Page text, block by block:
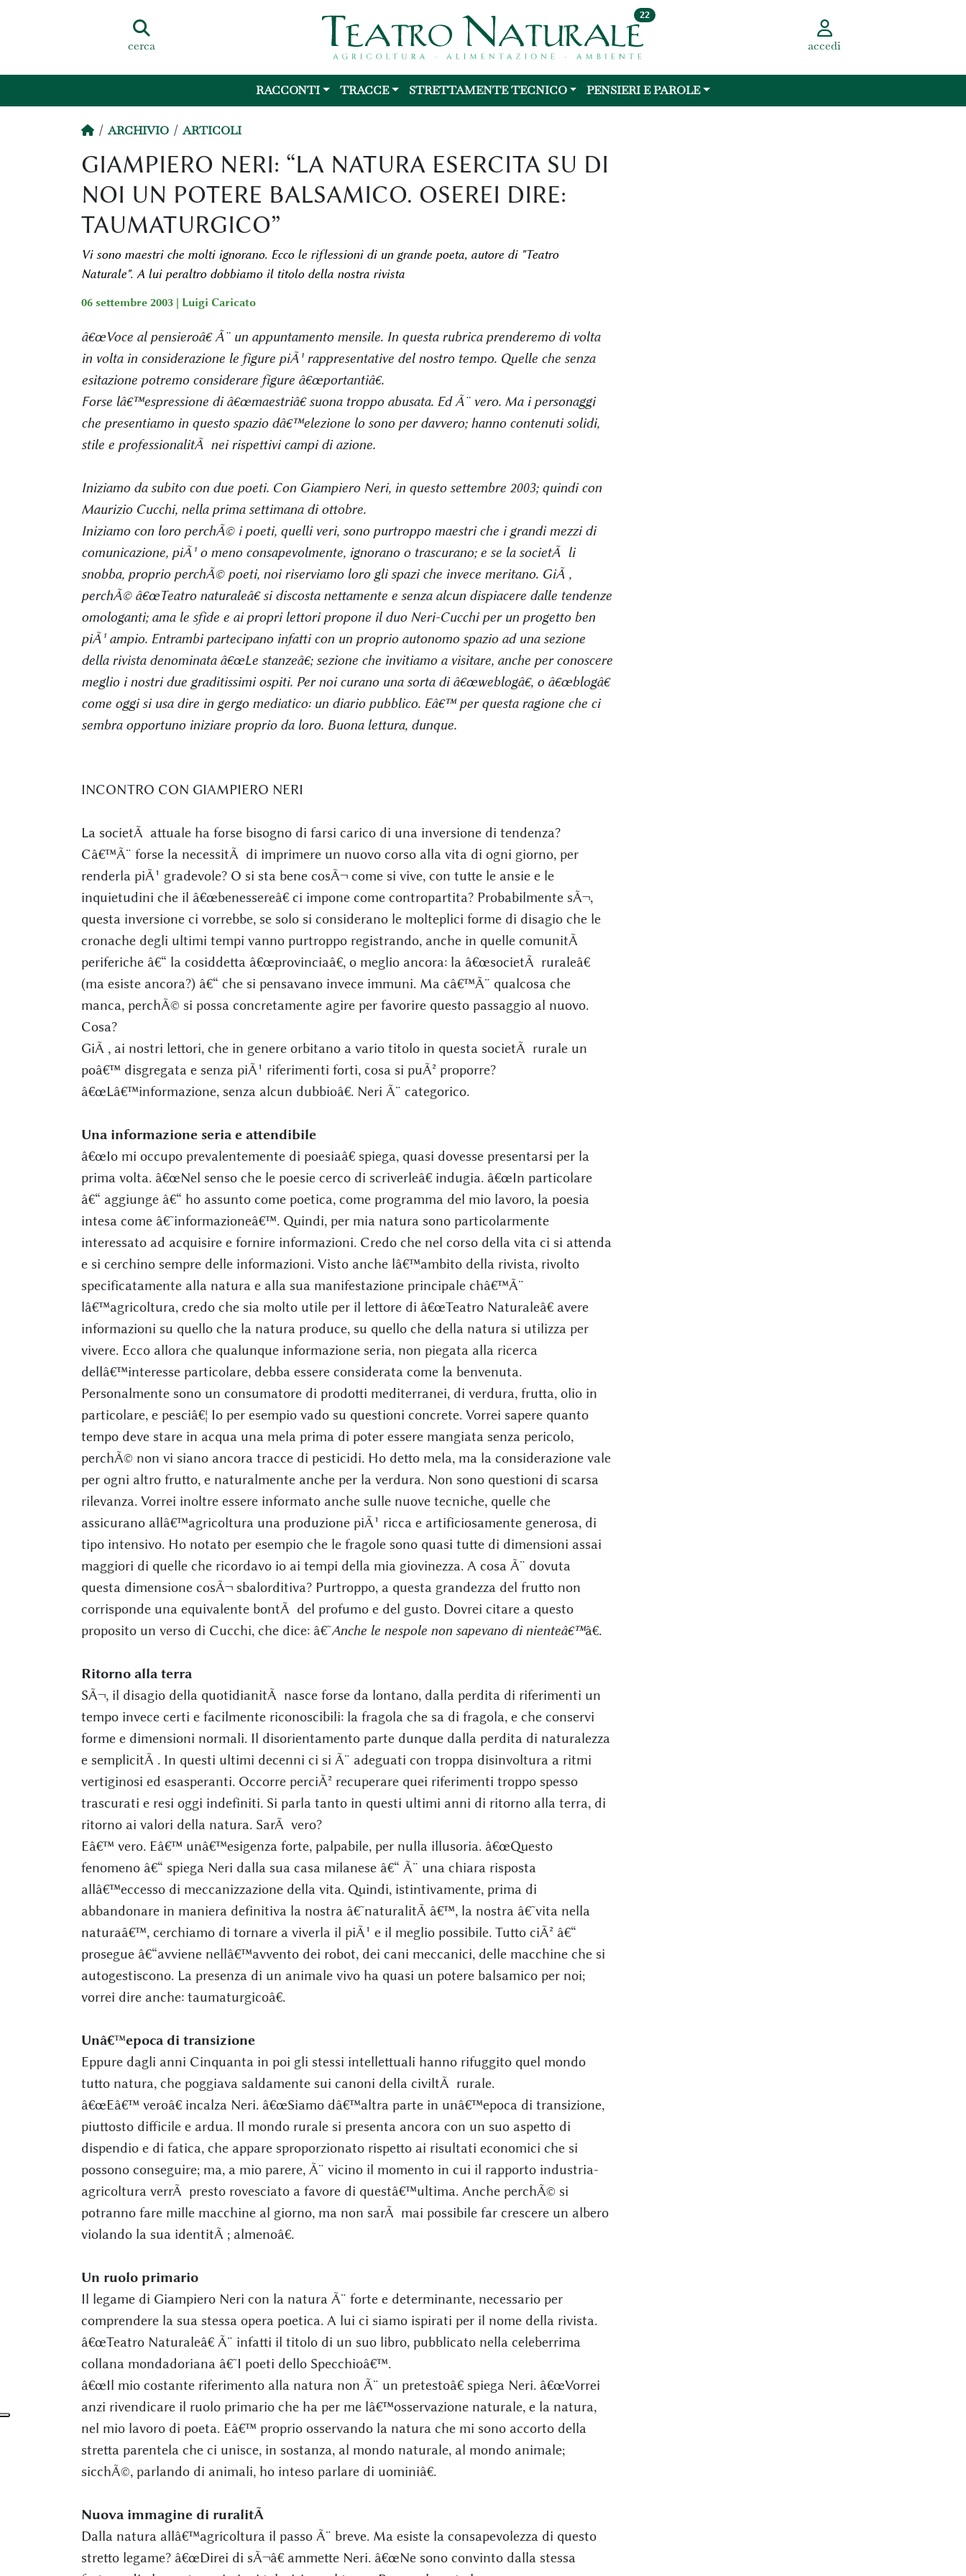
cerca
22
accedi
RACCONTI TRACCE STRETTAMENTE TECNICO PENSIERI E PAROLE
ARCHIVIO ARTICOLI
GIAMPIERO NERI: “LA NATURA ESERCITA SU DI
NOI UN POTERE BALSAMICO. OSEREI DIRE:
TAUMATURGICO”
Vi sono maestri che molti ignorano. Ecco le riflessioni di un grande poeta, autore di "Teatro
Naturale". A lui peraltro dobbiamo il titolo della nostra rivista
06 settembre 2003 | Luigi Caricato
â€œVoce al pensieroâ€ Ã¨ un appuntamento mensile. In questa rubrica prenderemo di volta
in volta in considerazione le figure piÃ¹ rappresentative del nostro tempo. Quelle che senza
esitazione potremo considerare figure â€œportantiâ€.
Forse lâ€™espressione di â€œmaestriâ€ suona troppo abusata. Ed Ã¨ vero. Ma i personaggi
che presentiamo in questo spazio dâ€™elezione lo sono per davvero; hanno contenuti solidi,
stile e professionalitÃ nei rispettivi campi di azione.
Iniziamo da subito con due poeti. Con Giampiero Neri, in questo settembre 2003; quindi con
Maurizio Cucchi, nella prima settimana di ottobre.
Iniziamo con loro perchÃ© i poeti, quelli veri, sono purtroppo maestri che i grandi mezzi di
comunicazione, piÃ¹ o meno consapevolmente, ignorano o trascurano; e se la societÃ li
snobba, proprio perchÃ© poeti, noi riserviamo loro gli spazi che invece meritano. GiÃ ,
perchÃ© â€œTeatro naturaleâ€ si discosta nettamente e senza alcun dispiacere dalle tendenze
omologanti; ama le sfide e ai propri lettori propone il duo Neri-Cucchi per un progetto ben
piÃ¹ ampio. Entrambi partecipano infatti con un proprio autonomo spazio ad una sezione
della rivista denominata â€œLe stanzeâ€; sezione che invitiamo a visitare, anche per conoscere
meglio i nostri due graditissimi ospiti. Per noi curano una sorta di â€œweblogâ€, o â€œblogâ€
come oggi si usa dire in gergo mediatico: un diario pubblico. Eâ€™ per questa ragione che ci
sembra opportuno iniziare proprio da loro. Buona lettura, dunque.
INCONTRO CON GIAMPIERO NERI
La societÃ attuale ha forse bisogno di farsi carico di una inversione di tendenza?
Câ€™Ã¨ forse la necessitÃ di imprimere un nuovo corso alla vita di ogni giorno, per
renderla piÃ¹ gradevole? O si sta bene cosÃ¬ come si vive, con tutte le ansie e le
inquietudini che il â€œbenessereâ€ ci impone come contropartita? Probabilmente sÃ¬,
questa inversione ci vorrebbe, se solo si considerano le molteplici forme di disagio che le
cronache degli ultimi tempi vanno purtroppo registrando, anche in quelle comunitÃ
periferiche â€“ la cosiddetta â€œprovinciaâ€, o meglio ancora: la â€œsocietÃ ruraleâ€
(ma esiste ancora?) â€“ che si pensavano invece immuni. Ma câ€™Ã¨ qualcosa che
manca, perchÃ© si possa concretamente agire per favorire questo passaggio al nuovo.
Cosa?
GiÃ , ai nostri lettori, che in genere orbitano a vario titolo in questa societÃ rurale un
poâ€™ disgregata e senza piÃ¹ riferimenti forti, cosa si puÃ² proporre?
â€œLâ€™informazione, senza alcun dubbioâ€. Neri Ã¨ categorico.
Una informazione seria e attendibile
â€œIo mi occupo prevalentemente di poesiaâ€ spiega, quasi dovesse presentarsi per la
prima volta. â€œNel senso che le poesie cerco di scriverleâ€ indugia. â€œIn particolare
â€“ aggiunge â€“ ho assunto come poetica, come programma del mio lavoro, la poesia
intesa come â€˜informazioneâ€™. Quindi, per mia natura sono particolarmente
interessato ad acquisire e fornire informazioni. Credo che nel corso della vita ci si attenda
e si cerchino sempre delle informazioni. Visto anche lâ€™ambito della rivista, rivolto
specificatamente alla natura e alla sua manifestazione principale châ€™Ã¨
lâ€™agricoltura, credo che sia molto utile per il lettore di â€œTeatro Naturaleâ€ avere
informazioni su quello che la natura produce, su quello che della natura si utilizza per
vivere. Ecco allora che qualunque informazione seria, non piegata alla ricerca
dellâ€™interesse particolare, debba essere considerata come la benvenuta.
Personalmente sono un consumatore di prodotti mediterranei, di verdura, frutta, olio in
particolare, e pesciâ€¦ Io per esempio vado su questioni concrete. Vorrei sapere quanto
tempo deve stare in acqua una mela prima di poter essere mangiata senza pericolo,
perchÃ© non vi siano ancora tracce di pesticidi. Ho detto mela, ma la considerazione vale
per ogni altro frutto, e naturalmente anche per la verdura. Non sono questioni di scarsa
rilevanza. Vorrei inoltre essere informato anche sulle nuove tecniche, quelle che
assicurano allâ€™agricoltura una produzione piÃ¹ ricca e artificiosamente generosa, di
tipo intensivo. Ho notato per esempio che le fragole sono quasi tutte di dimensioni assai
maggiori di quelle che ricordavo io ai tempi della mia giovinezza. A cosa Ã¨ dovuta
questa dimensione cosÃ¬ sbalorditiva? Purtroppo, a questa grandezza del frutto non
corrisponde una equivalente bontÃ del profumo e del gusto. Dovrei citare a questo
proposito un verso di Cucchi, che dice: â€˜Anche le nespole non sapevano di nienteâ€™â€.
Ritorno alla terra
SÃ¬, il disagio della quotidianitÃ nasce forse da lontano, dalla perdita di riferimenti un
tempo invece certi e facilmente riconoscibili: la fragola che sa di fragola, e che conservi
forme e dimensioni normali. Il disorientamento parte dunque dalla perdita di naturalezza
e semplicitÃ . In questi ultimi decenni ci si Ã¨ adeguati con troppa disinvoltura a ritmi
vertiginosi ed esasperanti. Occorre perciÃ² recuperare quei riferimenti troppo spesso
trascurati e resi oggi indefiniti. Si parla tanto in questi ultimi anni di ritorno alla terra, di
ritorno ai valori della natura. SarÃ vero?
Eâ€™ vero. Eâ€™ unâ€™esigenza forte, palpabile, per nulla illusoria. â€œQuesto
fenomeno â€“ spiega Neri dalla sua casa milanese â€“ Ã¨ una chiara risposta
allâ€™eccesso di meccanizzazione della vita. Quindi, istintivamente, prima di
abbandonare in maniera definitiva la nostra â€˜naturalitÃ â€™, la nostra â€˜vita nella
naturaâ€™, cerchiamo di tornare a viverla il piÃ¹ e il meglio possibile. Tutto ciÃ² â€“
prosegue â€“avviene nellâ€™avvento dei robot, dei cani meccanici, delle macchine che si
autogestiscono. La presenza di un animale vivo ha quasi un potere balsamico per noi;
vorrei dire anche: taumaturgicoâ€.
Unâ€™epoca di transizione
Eppure dagli anni Cinquanta in poi gli stessi intellettuali hanno rifuggito quel mondo
tutto natura, che poggiava saldamente sui canoni della civiltÃ rurale.
â€œEâ€™ veroâ€ incalza Neri. â€œSiamo dâ€™altra parte in unâ€™epoca di transizione,
piuttosto difficile e ardua. Il mondo rurale si presenta ancora con un suo aspetto di
dispendio e di fatica, che appare sproporzionato rispetto ai risultati economici che si
possono conseguire; ma, a mio parere, Ã¨ vicino il momento in cui il rapporto industria-
agricoltura verrÃ presto rovesciato a favore di questâ€™ultima. Anche perchÃ© si
potranno fare mille macchine al giorno, ma non sarÃ mai possibile far crescere un albero
violando la sua identitÃ ; almenoâ€.
Un ruolo primario
Il legame di Giampiero Neri con la natura Ã¨ forte e determinante, necessario per
comprendere la sua stessa opera poetica. A lui ci siamo ispirati per il nome della rivista.
â€œTeatro Naturaleâ€ Ã¨ infatti il titolo di un suo libro, pubblicato nella celeberrima
collana mondadoriana â€˜I poeti dello Specchioâ€™.
â€œIl mio costante riferimento alla natura non Ã¨ un pretestoâ€ spiega Neri. â€œVorrei
anzi rivendicare il ruolo primario che ha per me lâ€™osservazione naturale, e la natura,
nel mio lavoro di poeta. Eâ€™ proprio osservando la natura che mi sono accorto della
stretta parentela che ci unisce, in sostanza, al mondo naturale, al mondo animale;
sicchÃ©, parlando di animali, ho inteso parlare di uominiâ€.
Nuova immagine di ruralitÃ
Dalla natura allâ€™agricoltura il passo Ã¨ breve. Ma esiste la consapevolezza di questo
stretto legame? â€œDirei di sÃ¬â€ ammette Neri. â€œNe sono convinto dalla stessa